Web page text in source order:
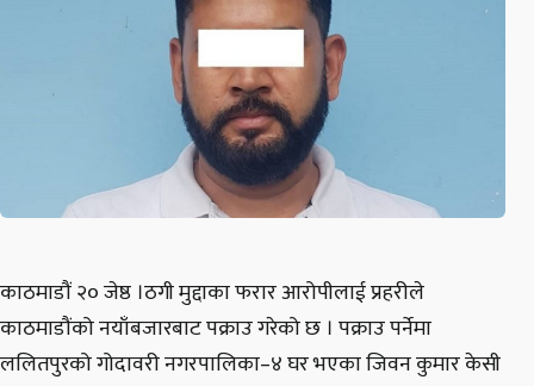
काठमाडौं २० जेष्ठ ।ठगी मुद्दाका फरार आरोपीलाई प्रहरीले
काठमाडौंको नयाँबजारबाट पक्राउ गरेको छ । पक्राउ पर्नेमा
ललितपुरको गोदावरी नगरपालिका–४ घर भएका जिवन कुमार केसी